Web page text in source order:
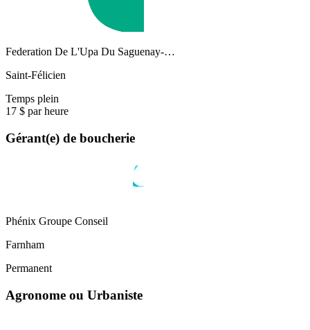
Federation De L'Upa Du Saguenay-…
Saint-Félicien
Temps plein
17 $ par heure
Gérant(e) de boucherie
Phénix Groupe Conseil
Farnham
Permanent
Agronome ou Urbaniste